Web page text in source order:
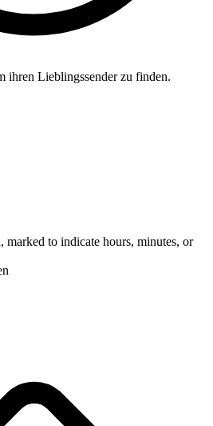
ihren Lieblingssender zu finden.
marked to indicate hours, minutes, or